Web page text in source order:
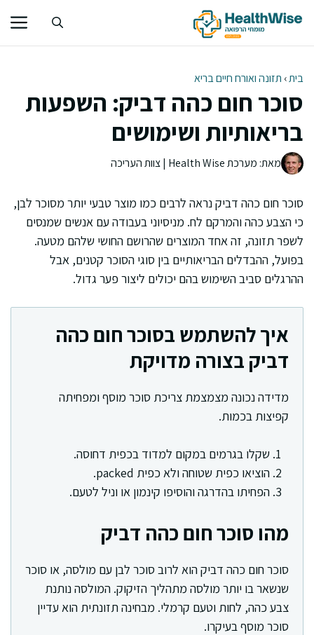
לתוכן
בית› תזונה ואורח חיים בריא
סוכר חום כהה דביק: השפעות
בריאותיות ושימושים
מאת: מערכת Health Wise | צוות העריכה
סוכר חום כהה דביק נראה לרבים כמו מוצר טבעי יותר מסוכר לבן,
כי הצבע כהה והמרקם לח. מניסיוני בעבודה עם אנשים שמנסים
לשפר תזונה, זה אחד המוצרים שהרושם החושי שלהם מטעה.
בפועל, ההבדלים הבריאותיים בין סוגי הסוכר קטנים, אבל
ההרגלים סביב השימוש בהם יכולים ליצור פער גדול.
איך להשתמש בסוכר חום כהה
דביק בצורה מדויקת
מדידה נכונה מצמצמת צריכת סוכר מוסף ומפחיתה
קפיצות בכמות.
שקלו בגרמים במקום למדוד בכפית דחוסה.
הוציאו כפית שטוחה ולא כפית packed.
הפחיתו בהדרגה והוסיפו קינמון או וניל לטעם.
מהו סוכר חום כהה דביק
סוכר חום כהה דביק הוא לרוב סוכר לבן עם מולסה, או סוכר
שנשאר בו יותר מולסה מתהליך הזיקוק. המולסה נותנת
צבע כהה, לחות וטעם קרמלי. מבחינה תזונתית הוא עדיין
סוכר מוסף בעיקרו.